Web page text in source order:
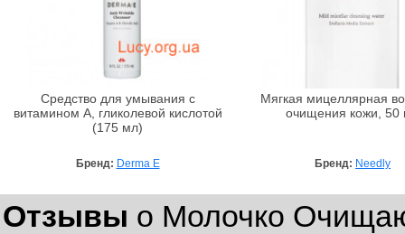
Средство для умывания с
витамином А, гликолевой кислотой
(175 мл)
Бренд: Derma E
Мягкая мицеллярная
очищения кожи, 50
Бренд: Needly
Отзывы о Молочко